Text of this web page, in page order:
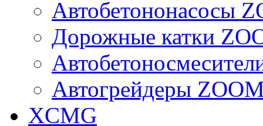
Автобетононасосы
Дорожные катки
Автогрейдеры
XCMG